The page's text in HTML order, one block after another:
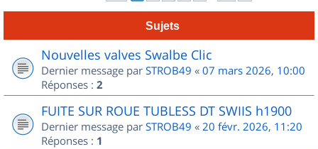
Sujets
Nouvelles valves Swalbe Clic
Dernier message par STROB49 « 07 mars 2026, 10:00
Réponses : 2
FUITE SUR ROUE TUBLESS DT SWIIS h1900
Dernier message par STROB49 « 20 févr. 2026, 11:20
Réponses : 1